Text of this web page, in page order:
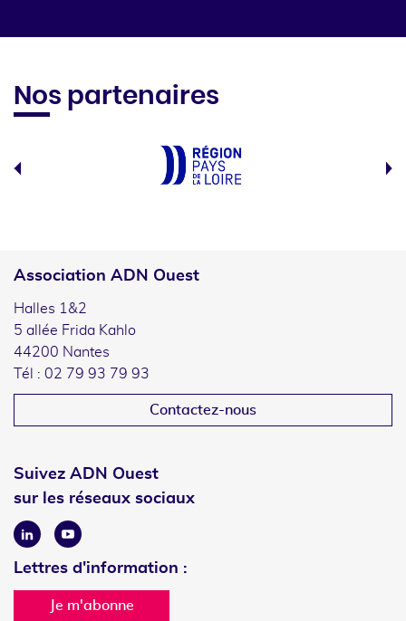
Nos partenaires
Association ADN Ouest
Halles 1&2
5 allée Frida Kahlo
44200 Nantes
Tél : 02 79 93 79 93
Contactez-nous
Suivez ADN Ouest
sur les réseaux sociaux
LinkedinYoutube
Lettres d'information :
Je m'abonne